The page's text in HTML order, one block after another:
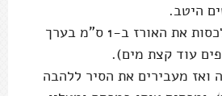
היטב.
המים צריכים לכסות את האורז ב-1 ס"מ בערך
עוד קצת מים).
ואז מעבירים את הסיר ללהבה